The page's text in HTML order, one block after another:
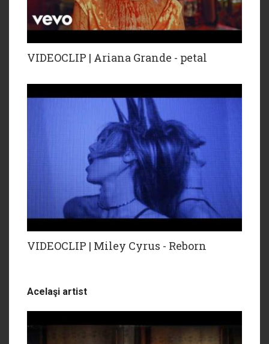
VIDEOCLIP | Ariana Grande - petal
VIDEOCLIP | Miley Cyrus - Reborn
Acelaşi artist